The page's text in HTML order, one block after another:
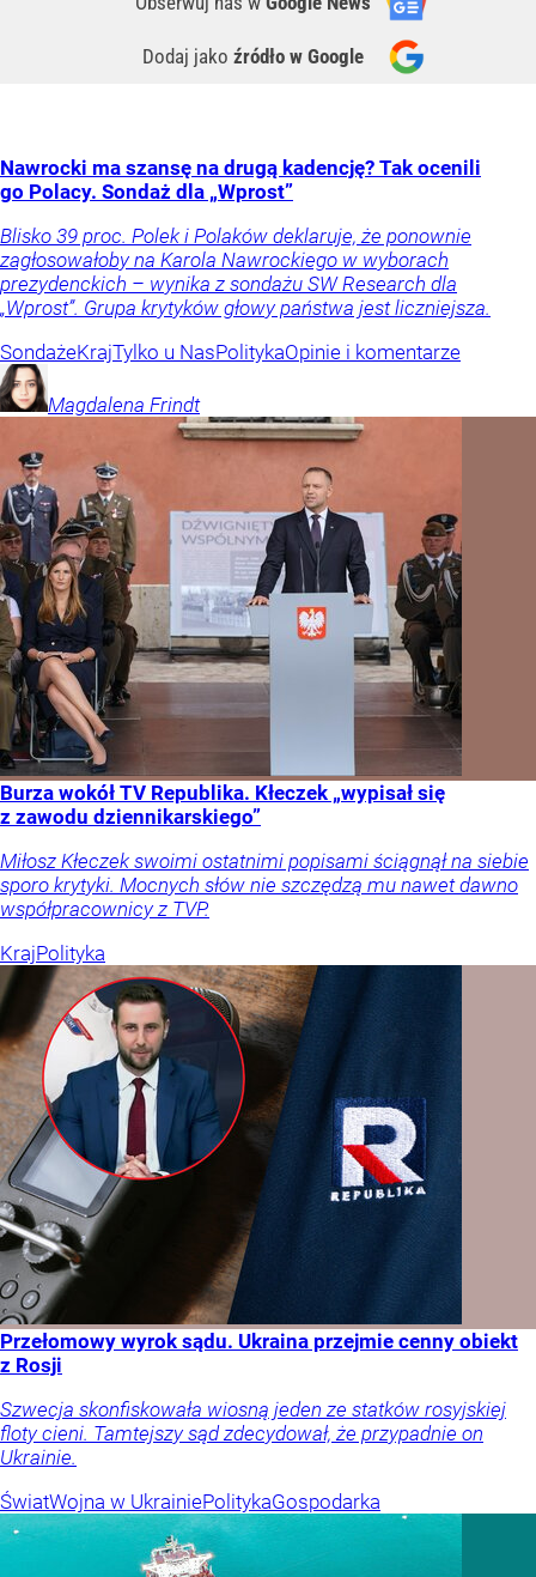
Dodaj jako źródło w Google
Nawrocki ma szansę na drugą kadencję? Tak ocenili
go Polacy. Sondaż dla „Wprost”
Blisko 39 proc. Polek i Polaków deklaruje, że ponownie
zagłosowałoby na Karola Nawrockiego w wyborach
prezydenckich – wynika z sondażu SW Research dla
„Wprost”. Grupa krytyków głowy państwa jest liczniejsza.
SondażeKrajTylko u NasPolitykaOpinie i komentarze
Magdalena Frindt
Burza wokół TV Republika. Kłeczek „wypisał się
z zawodu dziennikarskiego”
Miłosz Kłeczek swoimi ostatnimi popisami ściągnął na siebie
sporo krytyki. Mocnych słów nie szczędzą mu nawet dawno
współpracownicy z TVP.
KrajPolityka
Przełomowy wyrok sądu. Ukraina przejmie cenny obiekt
z Rosji
Szwecja skonfiskowała wiosną jeden ze statków rosyjskiej
floty cieni. Tamtejszy sąd zdecydował, że przypadnie on
Ukrainie.
ŚwiatWojna w UkrainiePolitykaGospodarka